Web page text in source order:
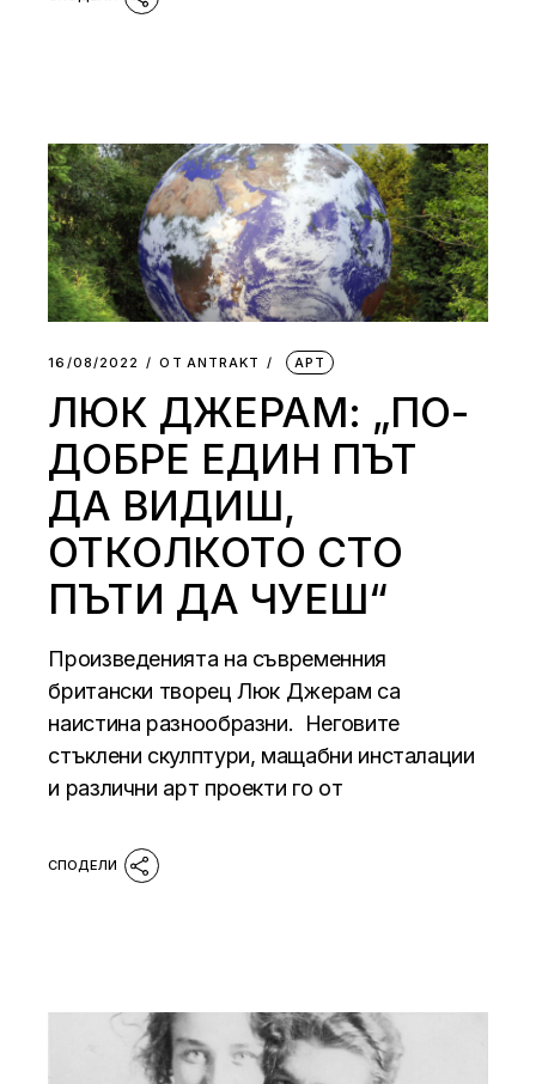
16/08/2022 ОТ АNTRAKT АРТ
ЛЮК ДЖЕРАМ: „ПО-
ДОБРЕ ЕДИН ПЪТ
ДА ВИДИШ,
ОТКОЛКОТО СТО
ПЪТИ ДА ЧУЕШ“
Произведенията на съвременния
британски творец Люк Джерам са
наистина разнообразни. Неговите
стъклени скулптури, мащабни инсталации
и различни арт проекти го от